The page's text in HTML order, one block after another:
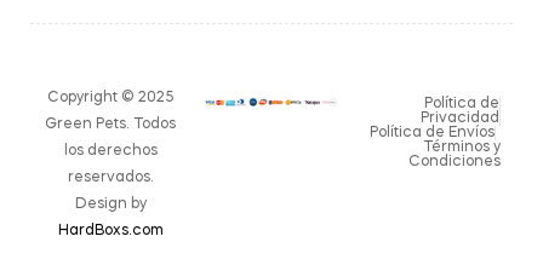
Copyright © 2025
Green Pets. Todos
los derechos
reservados.
Design by
HardBoxs.com
Política de
Privacidad
Política de Envíos
Términos y
Condiciones